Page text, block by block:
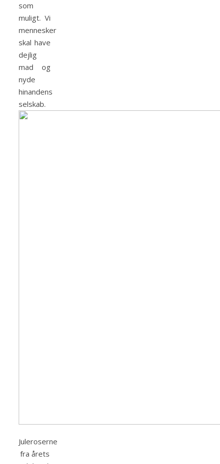
som
muligt. Vi
mennesker
skal have
dejlig
mad og
nyde
hinandens
selskab.
Juleroserne
fra årets